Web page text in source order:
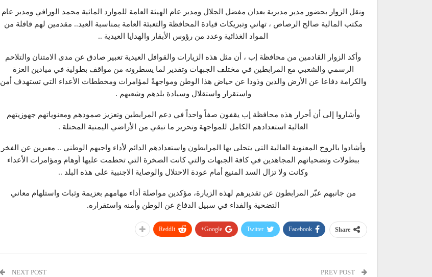
ونقل الزوار بحضور مدير مديرية بعدان مفضل الجلال ومدير عام الهيئة العامة للموارد المائية محمد الورافي ومدير عام
مكتب المالية صالح الرصاص ، تهاني وتبريكات قيادة المحافظة والتعبئة العامة بمناسبة العيد.. مقدمين لهم قافلة من
المواد الغذائية وعدد من رؤوس الأبقار والهدايا العيدية ..
وأكد الزوار القادمين من محافظة إب ، أن مثل هذه الزيارات والقوافل العيدية تعبير صادق عن مدى الامتنان والتلاحم
الرسمي والشعبي مع المرابطين في مختلف الجبهات وتقدير لما يسطرونه من مواقف بطولية في ميادين العزة
والكرامة دفاعا عن الأرض والدين وذودا عن حياض هذا الوطن ومواجهةً لمؤامرات ومخططات الأعداء التي تستهدف أمن
واستقرار واستقلال وسيادة بلدهم وشعبهم .
وأشاروا إلى أن أحرار هذه محافظة إب يقفون صفاً واحداً في دعم المرابطين وتعزيز صمودهم ومعنوياتهم جهوزيتهم
العالية استعدادهم الكامل للمواجهة وتحرير ما تبقي من الأراضي اليمنية المحتلة .
وأشادوا بالروح المعنوية العالية التي يتحلى بها المرابطون واستعدادهم الدائم لأداء واجبهم الوطني .. معبرين عن الفخر
ببطولات وتضحياتهم المجاهدين في كافة الجبهات والتي كانت الصخرة التي تحطمت عليها أوهام ومؤامرات الأعداء
وكانت ولا تزال السد المنيع أمام عودة الاحتلال والوصاية الاجنبية على هذه البلد ..
من جانبهم عبّر المرابطون عن تقديرهم لهذه الزيارة، مؤكدين مواصلة أداء مهامهم بعزيمة وثبات واستلهام معاني
التضحية والفداء في سبيل الدفاع عن الوطن وأمنه واستقراره.
Share
Facebook
Twitter
Google+
ReddIt
NEXT POST